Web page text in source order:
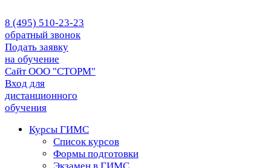
8 (495) 510-23-23
обратный звонок
Подать заявку
на обучение
Сайт ООО "СТОРМ"
Вход для
дистанционного
обучения
Курсы ГИМС
Список курсов
Формы подготовки